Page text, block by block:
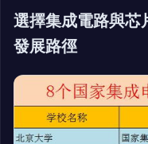
選擇集成電路與芯
發展路徑